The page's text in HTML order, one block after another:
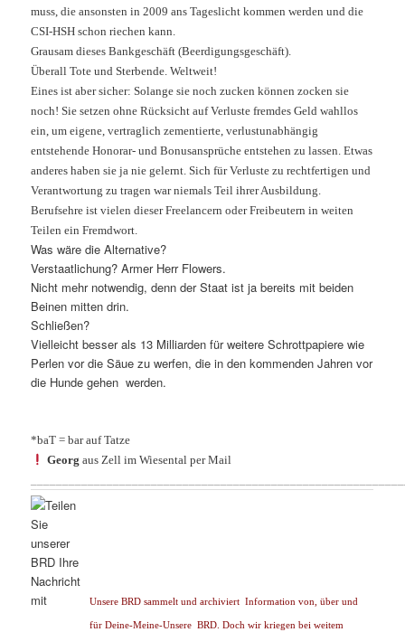
muss, die ansonsten in 2009 ans Tageslicht kommen werden und die
CSI-HSH schon riechen kann.
Grausam dieses Bankgeschäft (Beerdigungsgeschäft).
Überall Tote und Sterbende. Weltweit!
Eines ist aber sicher: Solange sie noch zucken können zocken sie
noch! Sie setzen ohne Rücksicht auf Verluste fremdes Geld wahllos
ein, um eigene, vertraglich zementierte, verlustunabhängig
entstehende Honorar- und Bonusansprüche entstehen zu lassen. Etwas
anderes haben sie ja nie gelernt. Sich für Verluste zu rechtfertigen und
Verantwortung zu tragen war niemals Teil ihrer Ausbildung.
Berufsehre ist vielen dieser Freelancern oder Freibeutern in weiten
Teilen ein Fremdwort.
Was wäre die Alternative?
Verstaatlichung? Armer Herr Flowers.
Nicht mehr notwendig, denn der Staat ist ja bereits mit beiden
Beinen mitten drin.
Schließen?
Vielleicht besser als 13 Milliarden für weitere Schrottpapiere wie
Perlen vor die Säue zu werfen, die in den kommenden Jahren vor
die Hunde gehen werden.
*baT = bar auf Tatze
Georgaus Zell im Wiesental per Mail
Unsere BRD sammelt und archiviert Information von, über und
für Deine-Meine-Unsere BRD. Doch wir kriegen bei weitem